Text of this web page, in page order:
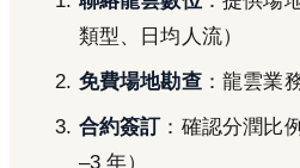
類型、日均人流）
免費場地勘查：龍雲業
合約簽訂：確認分潤比
–3 年）